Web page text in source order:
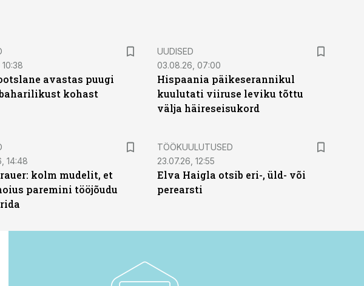
10:38
avastas puugi
kohast
UUDISED
03.08.26, 07:00
Hispaania päikeserannikul
kuulutati viiruse leviku tõttu
välja häireseisukord
14:48
kolm mudelit, et
paremini tööjõudu
ST
TÖÖKUULUTUSED
23.07.26, 12:55
Elva Haigla otsib eri-, üld- või
perearsti